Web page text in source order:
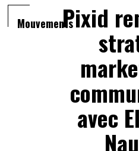
MouvementsPixid
avec